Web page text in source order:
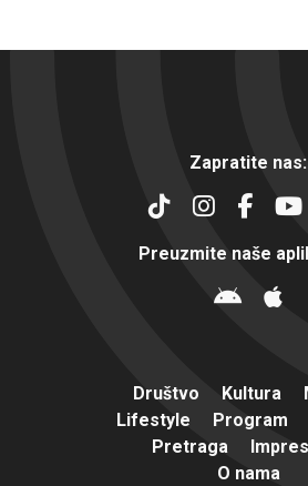
Zapratite nas:
Preuzmite naše
Društvo Kultura
Lifestyle
Program
Pretraga
O nama